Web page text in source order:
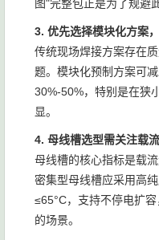
图"完整包正是为了规避
3. 优先选择模块化方案
传统现场焊接方案存在
题。模块化预制方案可
30%-50%，特别是在狭
显。
4. 母线槽选型需关注载
母线槽的核心指标是载
密集型母线槽应采用高
≤65°C，支持不停电扩
的场景。